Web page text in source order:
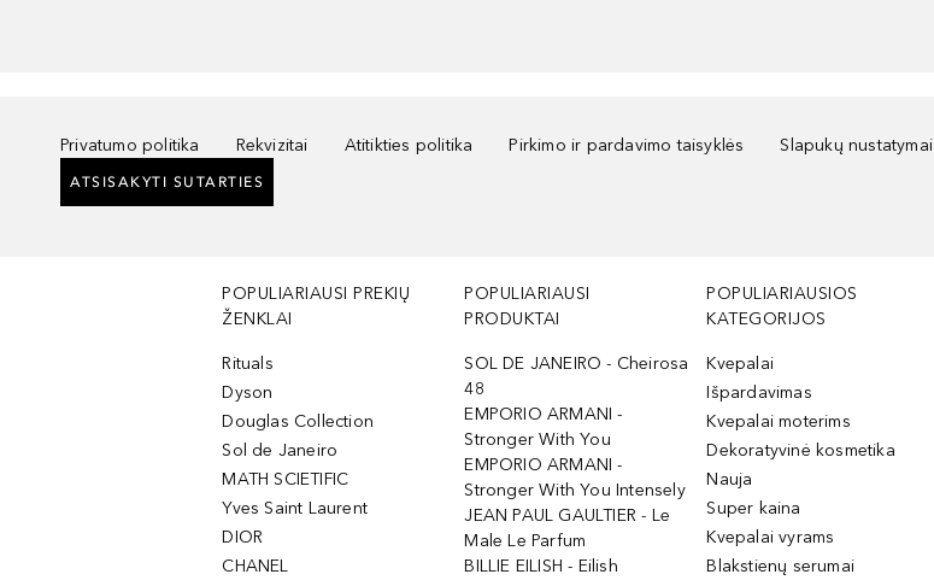
Privatumo politika Rekvizitai Atitikties politika Pirkimo ir pardavimo taisyklės Slapukų nustatymai
ATSISAKYTI SUTARTIES
POPULIARIAUSI PREKIŲ
ŽENKLAI
Rituals
Dyson
Douglas Collection
Sol de Janeiro
MATH SCIETIFIC
Yves Saint Laurent
DIOR
CHANEL
POPULIARIAUSI
PRODUKTAI
SOL DE JANEIRO - Cheirosa
48
EMPORIO ARMANI -
Stronger With You
EMPORIO ARMANI -
Stronger With You Intensely
JEAN PAUL GAULTIER - Le
Male Le Parfum
BILLIE EILISH - Eilish
POPULIARIAUSIOS
KATEGORIJOS
Kvepalai
Išpardavimas
Kvepalai moterims
Dekoratyvinė kosmetika
Nauja
Super kaina
Kvepalai vyrams
Blakstienų serumai